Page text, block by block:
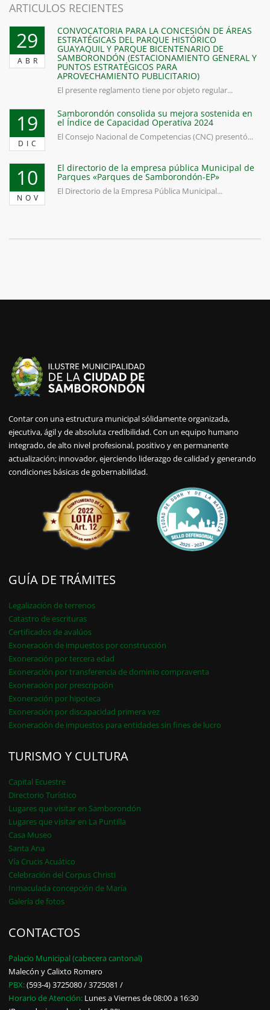
ARTICULOS RECIENTES
29
ABR
CONVOCATORIA PARA LA CONCESIÓN DE ÁREAS
ESTRATÉGICAS DEL PARQUE HISTÓRICO
GUAYAQUIL Y PARQUE BICENTENARIO DE
SAMBORONDÓN (ESTACIONAMIENTO GENERAL Y
PUNTOS ESTRATÉGICOS PARA
APROVECHAMIENTO PUBLICITARIO)
El presente reglamento tiene por objeto regular...
19
DIC
Samborondón consolida su mejora sostenida en
el Índice de Capacidad Operativa 2024
El Consejo Nacional de Competencias (CNC) presentó...
10
NOV
El directorio de la empresa pública Municipal de
Parques «Parques de Samborondón-EP»
El Directorio de la Empresa Pública Municipal...
Contar con una estructura municipal sólidamente organizada,
ejecutiva, ágil y de absoluta credibilidad. Con un equipo humano
integrado, de alto nivel profesional, positivo y en permanente
actualización; innovador, ejerciendo liderazgo de calidad y generando
condiciones básicas de gobernabilidad.
GUÍA DE TRÁMITES
Legalización de terrenos
Catastro de escrituras
Certificados de avalúos
Exoneración de impuestos por construcción
Exoneración por tercera edad
Exoneración por transferencia de dominio compraventa
Exoneración por prescripción
Exoneración por hipoteca
Exoneración por discapacidad primera vez
Exoneración de impuestos para entidades sin fines de lucro
TURISMO Y CULTURA
Capital Ecuestre
Directorio Turístico
Lugares que visitar en Samborondón
Lugares que visitar en La Puntilla
Casa Museo
Santa Ana
Vía Crucis Acuático
Celebración del Corpus Christi
Inmaculada concepción de María
Galería de fotos
CONTACTOS
Palacio Municipal (cabecera cantonal)
Malecón y Calixto Romero
PBX:(593-4) 3725080 / 3725081 /
Horario de Atención: Lunes a Viernes de 08:00 a 16:30